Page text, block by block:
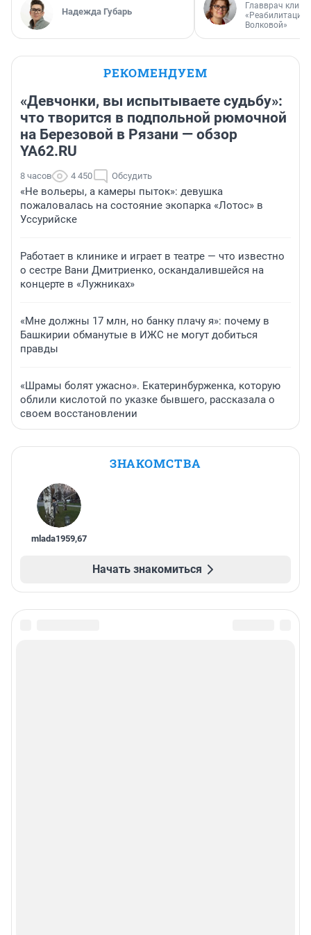
Надежда Губарь
Главврач
«Реабилитация
Волковой»
РЕКОМЕНДУЕМ
«Девчонки, вы испытываете судьбу»:
что творится в подпольной рюмочной
на Березовой в Рязани — обзор
YA62.RU
8 часов 4 450 Обсудить
«Не вольеры, а камеры пыток»: девушка
пожаловалась на состояние экопарка «Лотос» в
Уссурийске
Работает в клинике и играет в театре — что известно
о сестре Вани Дмитриенко, оскандалившейся на
концерте в «Лужниках»
«Мне должны 17 млн, но банку плачу я»: почему в
Башкирии обманутые в ИЖС не могут добиться
правды
«Шрамы болят ужасно». Екатеринбурженка, которую
облили кислотой по указке бывшего, рассказала о
своем восстановлении
ЗНАКОМСТВА
mlada1959,67
Начать знакомиться